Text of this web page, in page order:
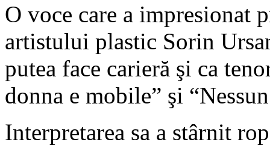
O voce care a impresionat
artistului plastic Sorin
putea face carieră şi ca
donna e mobile” şi
Interpretarea sa a stârnit